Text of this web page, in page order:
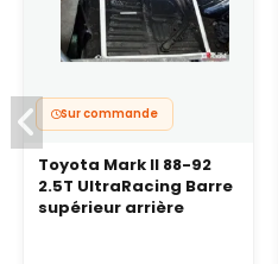
Sur commande
Toyota Mark II 88-92
2.5T UltraRacing Barre
supérieur arrière